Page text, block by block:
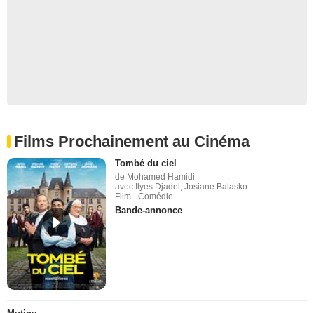
Films Prochainement au Cinéma
Tombé du ciel
de Mohamed Hamidi
avec Ilyes Djadel, Josiane Balasko
Film - Comédie
Bande-annonce